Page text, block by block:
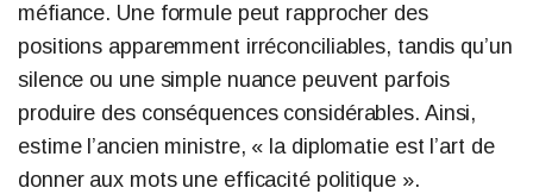
méfiance. Une formule peut rapprocher des
positions apparemment irréconciliables, tandis qu’un
silence ou une simple nuance peuvent parfois
produire des conséquences considérables. Ainsi,
estime l’ancien ministre, « la diplomatie est l’art de
donner aux mots une efficacité politique ».